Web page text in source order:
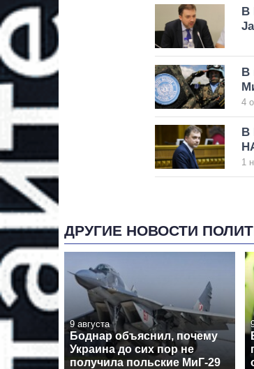
В
В
4
В
1
ДРУГИЕ НОВОСТИ
9 августа
Боднар объяснил, почему
Украина до сих пор не
получила польские МиГ-29